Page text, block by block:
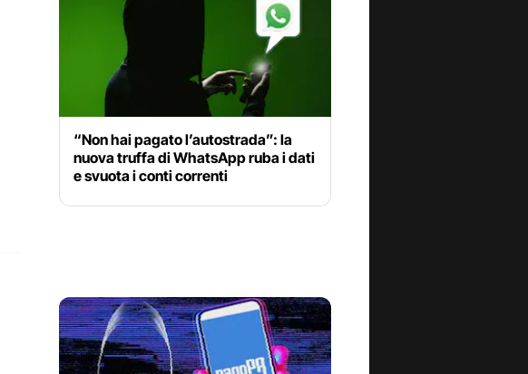
“Non hai pagato l’autostrada”: la
nuova truffa di WhatsApp ruba i dati
e svuota i conti correnti